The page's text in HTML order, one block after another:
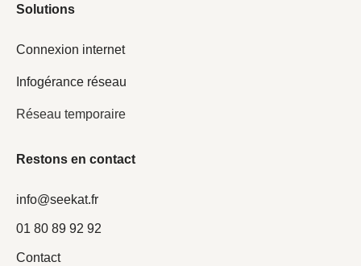
Solutions
Connexion internet
Infogérance réseau
Réseau temporaire
Restons en contact
info@seekat.fr
01 80 89 92 92
Contact